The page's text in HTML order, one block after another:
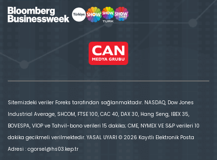
Sitemizdeki veriler Foreks tarafından sağlanmaktadır. NASDAQ, Dow Jones
Industrial Average, SHCOM, FTSE 100, CAC 40, DAX 30, Hang Seng, IBEX 35,
BOVESPA, VİOP ve Tahvil-bono verileri 15 dakika; CME, NYMEX VE S&P verileri 10
dakika gecikmeli verilmektedir. YASAL UYARI © 2026 Kayıtlı Elektronik Posta
Adresi : cgorsel@hs03.kep.tr